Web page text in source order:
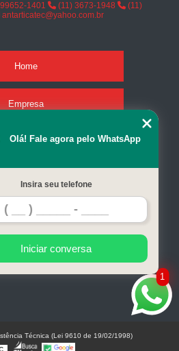
1401 (11) 3673-1948
(11)
antarticatec@yahoo.com.br
Home
Empresa
Missão
Serviços
Contato
Mapa do site
1
Olá! Fale agora pelo WhatsApp
Insira seu telefone
Iniciar conversa
Técnica (Lei 9610 de 19/02/1998)